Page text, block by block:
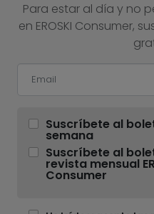
Para estar al día y no
en EROSKI Consumer,
Suscríbete al
semana
Suscríbete al
revista mensual
Consumer